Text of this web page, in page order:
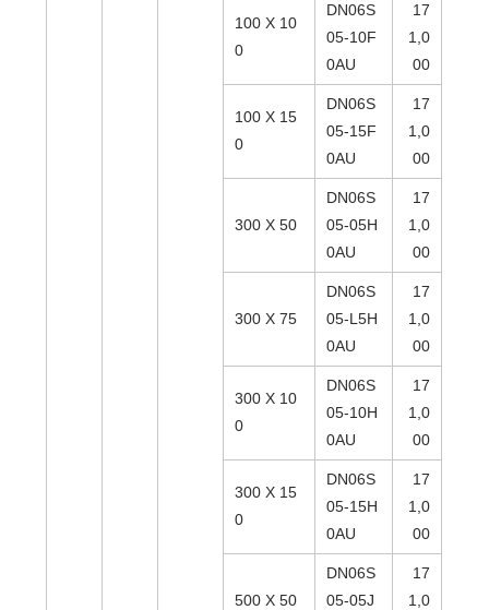
100 X 10
0
DN06S
05-10F
0AU
17
1,0
00
100 X 15
0
DN06S
05-15F
0AU
17
1,0
00
300 X 50
DN06S
05-05H
0AU
17
1,0
00
300 X 75
DN06S
05-L5H
0AU
17
1,0
00
300 X 10
0
DN06S
05-10H
0AU
17
1,0
00
300 X 15
0
DN06S
05-15H
0AU
17
1,0
00
500 X 50
DN06S
05-05J
17
1,0